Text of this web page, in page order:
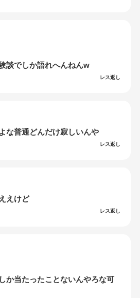
談でしか語れへんねんw
レス返し
な普通どんだけ寂しいんや
レス返し
えけど
レス返し
か当たったことないんやろな可